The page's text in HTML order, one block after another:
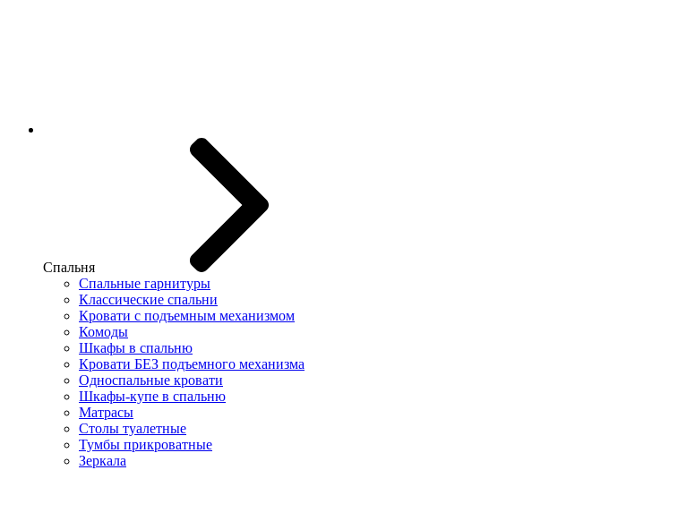
Спальня
Спальные гарнитуры
Классические спальни
Кровати с подъемным механизмом
Комоды
Шкафы в спальню
Кровати БЕЗ подъемного механизма
Односпальные кровати
Шкафы-купе в спальню
Матрасы
Столы туалетные
Тумбы прикроватные
Зеркала